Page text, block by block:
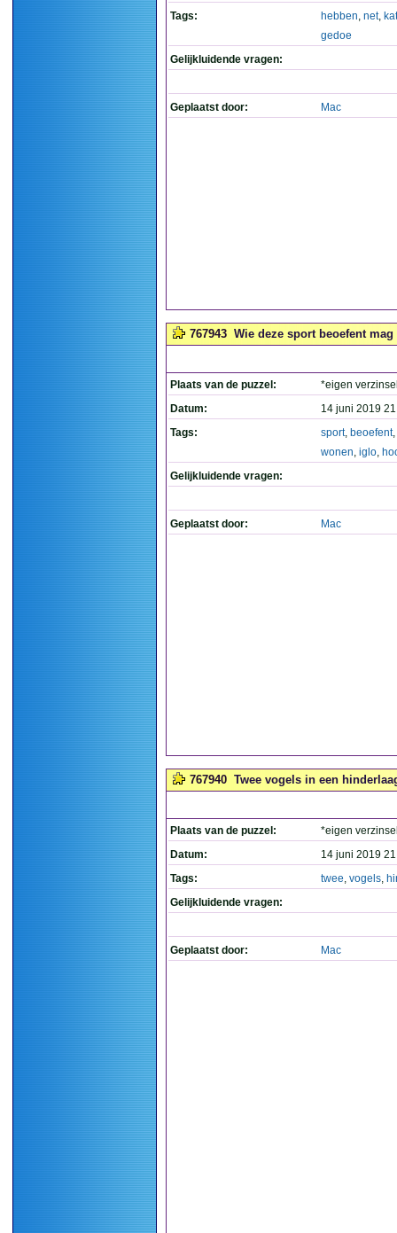
Tags:
hebben, net, kat
gedoe
Gelijkluidende vragen:
Geplaatst door: Mac
767943 Wie deze sport beoefent
Plaats van de puzzel:
*eigen
Datum:
14 juni 2019
Tags:
sport, beoefent,
wonen, iglo,
Gelijkluidende vragen:
Geplaatst door: Mac
767940 Twee vogels in een
Plaats van de puzzel:
*eigen
Datum:
14 juni 2019
Tags:
twee, vogels,
Gelijkluidende vragen:
Geplaatst door: Mac